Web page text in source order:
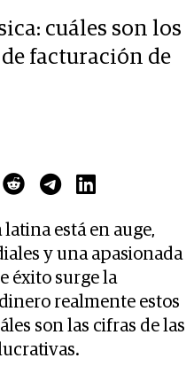
cuáles son los
facturación de
está en auge,
y una apasionada
éxito surge la
realmente estos
son las cifras de las